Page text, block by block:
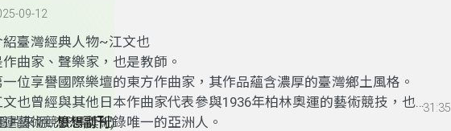
09-12
紹臺灣經典人物~江文也
作曲家、聲樂家，也是教師。
一位享譽國際樂壇的東方作曲家，其作品蘊含濃厚的臺灣鄉土風格。
文也曾經與其他日本作曲家代表參與1936年柏林奧運的藝術競技，也是
運藝術競賽得獎紀錄唯一的亞洲人。
片來源:想想副刊)
31:35